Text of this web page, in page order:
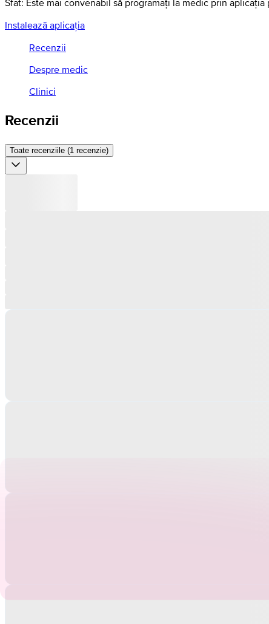
Sfat: Este mai convenabil să programați la medic prin aplicația
Instalează aplicația
Recenzii
Despre medic
Clinici
Recenzii
Toate recenziile (1 recenzie)